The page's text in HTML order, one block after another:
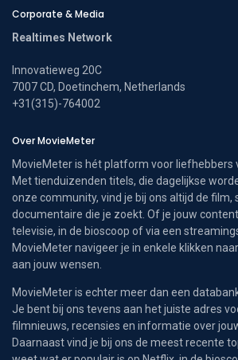
Corporate & Media
Realtimes Network
Innovatieweg 20C
7007 CD, Doetinchem, Netherlands
+31(315)-764002
Over MovieMeter
MovieMeter is hét platform voor liefhebbers
Met tienduizenden titels, die dagelijkse
onze community, vind je bij ons altijd de film,
documentaire die je zoekt. Of je jouw
televisie, in de bioscoop of via een
MovieMeter navigeer je in enkele klikken
aan jouw wensen.
MovieMeter is echter meer dan een
Je bent bij ons tevens aan het juiste adres
filmnieuws, recensies en informatie over
Daarnaast vind je bij ons de meest recente